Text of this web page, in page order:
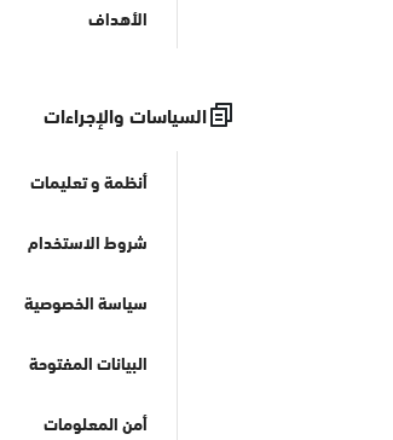
الأهداف
السياسات والإجراءات
أنظمة و تعليمات
شروط الاستخدام
سياسة الخصوصية
البيانات المفتوحة
أمن المعلومات